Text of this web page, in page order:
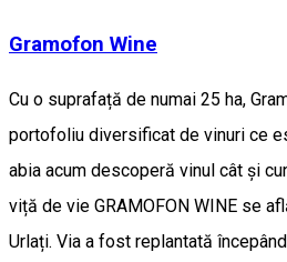
Gramofon Wine
Cu o suprafață de numai 25 ha,
portofoliu diversificat de vinuri ce
abia acum descoperă vinul cât și
viță de vie GRAMOFON WINE se
Urlați. Via a fost replantată